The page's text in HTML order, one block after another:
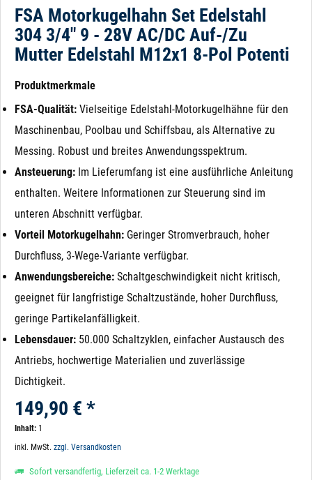
FSA Motorkugelhahn Set Edelstahl
304 3/4" 9 - 28V AC/DC Auf-/Zu
Mutter Edelstahl M12x1 8-Pol Potenti
Produktmerkmale
FSA-Qualität: Vielseitige Edelstahl-Motorkugelhähne für den
Maschinenbau, Poolbau und Schiffsbau, als Alternative zu
Messing. Robust und breites Anwendungsspektrum.
Ansteuerung: Im Lieferumfang ist eine ausführliche Anleitung
enthalten. Weitere Informationen zur Steuerung sind im
unteren Abschnitt verfügbar.
Vorteil Motorkugelhahn: Geringer Stromverbrauch, hoher
Durchfluss, 3-Wege-Variante verfügbar.
Anwendungsbereiche: Schaltgeschwindigkeit nicht kritisch,
geeignet für langfristige Schaltzustände, hoher Durchfluss,
geringe Partikelanfälligkeit.
Lebensdauer: 50.000 Schaltzyklen, einfacher Austausch des
Antriebs, hochwertige Materialien und zuverlässige
Dichtigkeit.
149,90 € *
Inhalt: 1
inkl. MwSt. zzgl. Versandkosten
Sofort versandfertig, Lieferzeit ca. 1-2 Werktage